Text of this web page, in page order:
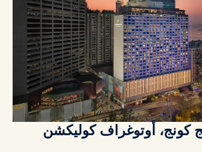
كونج، أوتوغراف كوليكشن